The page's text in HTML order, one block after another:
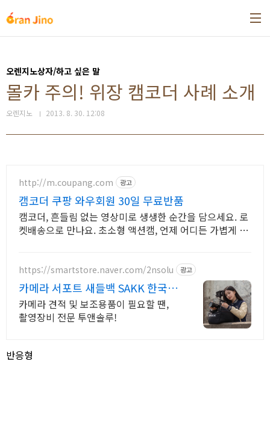
오렌지노상자/하고 싶은 말
몰카 주의! 위장 캠코더 사례 소개
오렌지노 2013. 8. 30. 12:08
http://m.coupang.com 광고
캠코더 쿠팡 와우회원 30일 무료반품
캠코더, 흔들림 없는 영상미로 생생한 순간을 담으세요. 로
켓배송으로 만나요. 초소형 액션캠, 언제 어디든 가볍게 휴
https://smartstore.naver.com/2nsolu 광고
카메라 서포트 새들백 SAKK 한국
온라인스토어
카메라 견적 및 보조용품이 필요할 땐,
촬영장비 전문 투앤솔루!
반응형